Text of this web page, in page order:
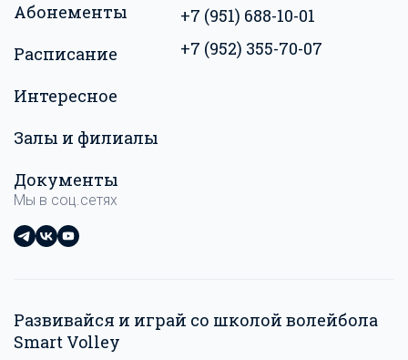
Абонементы
Расписание
Интересное
Залы и филиалы
Документы
+7 (951) 688-10-01
+7 (952) 355-70-07
Мы в соц.сетях
Развивайся и играй со школой волейбола
Smart Volley